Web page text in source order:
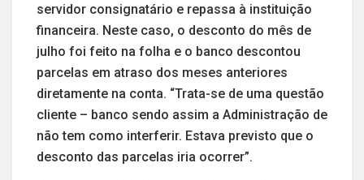
servidor consignatário e repassa à instituição
financeira. Neste caso, o desconto do mês de
julho foi feito na folha e o banco descontou
parcelas em atraso dos meses anteriores
diretamente na conta. “Trata-se de uma questão
cliente – banco sendo assim a Administração de
não tem como interferir. Estava previsto que o
desconto das parcelas iria ocorrer”.